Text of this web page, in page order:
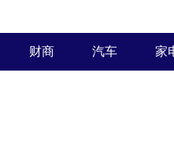
财商 汽车 家